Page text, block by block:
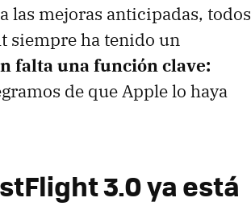
las mejoras anticipadas, todos
siempre ha tenido un
falta una función clave:
de que Apple lo haya
3.0 ya está